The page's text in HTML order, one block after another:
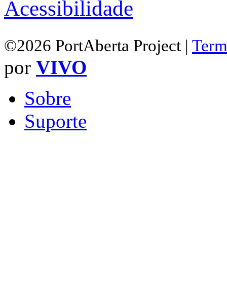
Acessibilidade
©2026 PortAberta Project |
por VIVO
Sobre
Suporte